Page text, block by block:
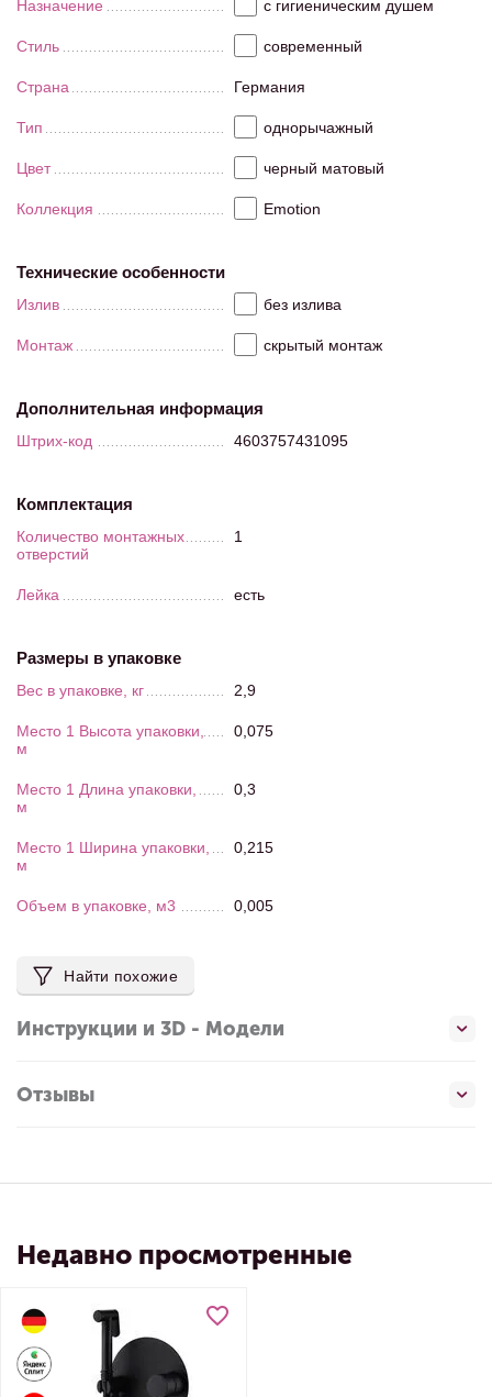
Назначение с гигиеническим душем
Стиль современный
Страна Германия
Тип однорычажный
Цвет черный матовый
Коллекция Emotion
Технические особенности
Излив без излива
Монтаж скрытый монтаж
Дополнительная информация
Штрих-код 4603757431095
Комплектация
Количество монтажных
отверстий
1
Лейка есть
Размеры в упаковке
Вес в упаковке, кг 2,9
Место 1 Высота упаковки,
м
0,075
Место 1 Длина упаковки,
м
0,3
Место 1 Ширина упаковки,
м
0,215
Объем в упаковке, м3 0,005
Найти похожие
Инструкции и 3D - Модели
Отзывы
Недавно просмотренные